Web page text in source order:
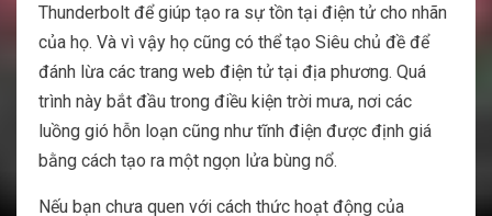
Thunderbolt để giúp tạo ra sự tồn tại điện tử cho nhãn
của họ. Và vì vậy họ cũng có thể tạo Siêu chủ đề để
đánh lừa các trang web điện tử tại địa phương. Quá
trình này bắt đầu trong điều kiện trời mưa, nơi các
luồng gió hỗn loạn cũng như tĩnh điện được định giá
bằng cách tạo ra một ngọn lửa bùng nổ.
Nếu bạn chưa quen với cách thức hoạt động của